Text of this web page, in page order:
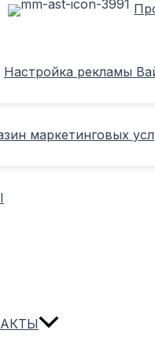
Настройка рекламы
маркетинговых